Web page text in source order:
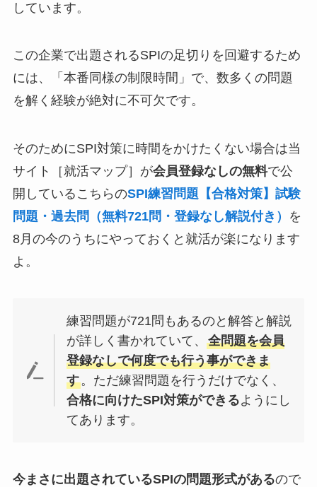
しています。
この企業で出題されるSPIの足切りを回避するため
には、「本番同様の制限時間」で、数多くの問題
を解く経験が絶対に不可欠です。
そのためにSPI対策に時間をかけたくない場合は当
サイト［就活マップ］が会員登録なしの無料で公
開しているこちらのSPI練習問題【合格対策】試験
問題・過去問（無料721問・登録なし解説付き）
を
8月の今のうちにやっておくと就活が楽になります
よ。
練習問題が721問もあるのと解答と解説
が詳しく書かれていて、全問題を会員
登録なしで何度でも行う事ができま
す。ただ練習問題を行うだけでなく、
合格に向けたSPI対策ができるようにし
てあります。
今まさに出題されているSPIの問題形式があるので